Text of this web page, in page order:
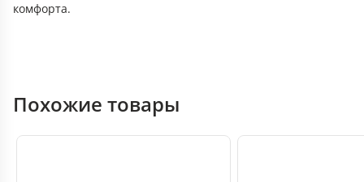
комфорта.
Похожие товары